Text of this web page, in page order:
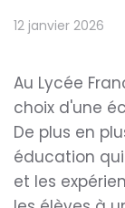
12 janvier 2026
Au Lycée
choix d'une
De plus en
éducation
et les